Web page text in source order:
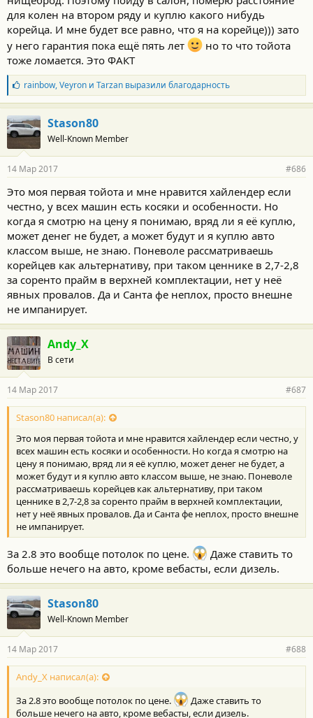
для колен на втором ряду и куплю какого нибудь
корейца. И мне будет все равно, что я на корейце))) зато
у него гарантия пока ещё пять лет
но то что тойота
тоже ломается. Это ФАКТ
Б
л
а
г
о
д
а
н
с
т
и
:
rainbow,Veyronи Tarzanвыразили благодарность
Stason80
Well-Known Member
14 Мар 2017 #686
Это моя первая тойота и мне нравится хайлендер если
честно, у всех машин есть косяки и особенности. Но
когда я смотрю на цену я понимаю, вряд ли я её куплю,
может денег не будет, а может будут и я куплю авто
классом выше, не знаю. Поневоле рассматриваешь
корейцев как альтернативу, при таком ценнике в 2,7-2,8
за соренто прайм в верхней комплектации, нет у неё
явных провалов. Да и Санта фе неплох, просто внешне
не импанирует.
Andy_X
В сети
14 Мар 2017 #687
Stason80 написал(а):
Это моя первая тойота и мне нравится хайлендер если честно, у
всех машин есть косяки и особенности. Но когда я смотрю на
цену я понимаю, вряд ли я её куплю, может денег не будет, а
может будут и я куплю авто классом выше, не знаю. Поневоле
рассматриваешь корейцев как альтернативу, при таком
ценнике в 2,7-2,8 за соренто прайм в верхней комплектации,
нет у неё явных провалов. Да и Санта фе неплох, просто внешне
не импанирует.
За 2.8 это вообще потолок по цене.
Даже ставить то
больше нечего на авто, кроме вебасты, если дизель.
Stason80
Well-Known Member
14 Мар 2017 #688
Andy_X написал(а):
За 2.8 это вообще потолок по цене.
Даже ставить то
больше нечего на авто, кроме вебасты, если дизель.